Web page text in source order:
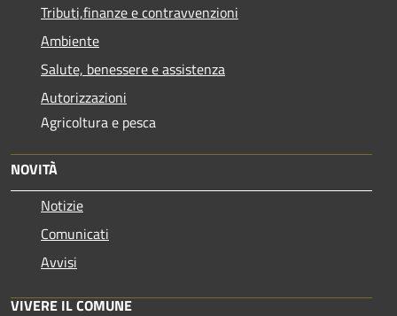
Tributi,finanze e contravvenzioni
Ambiente
Salute, benessere e assistenza
Autorizzazioni
Agricoltura e pesca
NOVITÀ
Notizie
Comunicati
Avvisi
VIVERE IL COMUNE